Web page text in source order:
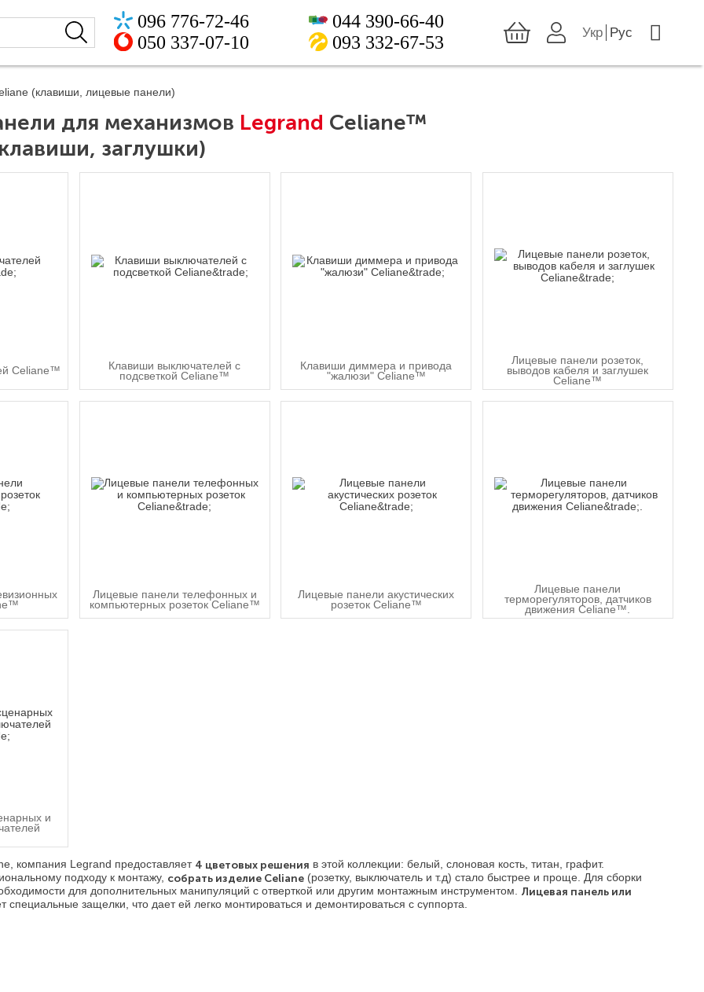
для механизмов Legrand Celiane™
заглушки)
Celiane™
Клавиши выключателей с
подсветкой Celiane™
Клавиши диммера и привода
"жалюзи" Celiane™
Лицевые панели розеток,
выводов кабеля и заглушек
Celiane™
Лицевые панели телефонных и
компьютерных розеток Celiane™
Лицевые панели акустических
розеток Celiane™
Лицевые панели
терморегуляторов, датчиков
движения Celiane™.
и
компания Legrand предоставляет 4 цветовых решения в этой коллекции: белый, слоновая кость, титан, графит.
подходу к монтажу, собрать изделие Celiane(розетку, выключатель и т.д) стало быстрее и проще. Для сборки
для дополнительных манипуляций с отверткой или другим монтажным инструментом. Лицевая панель или
специальные защелки, что дает ей легко монтироваться и демонтироваться с суппорта.
096 776-72-46
044 390-66-40
050 337-07-10
093 332-67-53
Укр Рус
(клавиши, лицевые панели)